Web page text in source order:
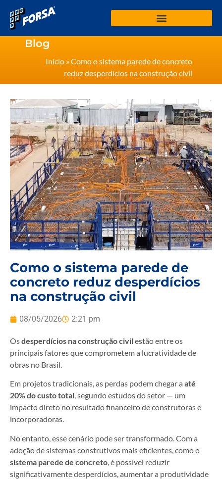
Blog
Início »Como o sistema parede de concreto
reduz desperdícios na construção civil
Como o sistema parede de
concreto reduz desperdícios
na construção civil
08/05/2026 2:21 pm
Osdesperdícios na construção civilestão entre os
principais fatores que comprometem a lucratividade de
obras no Brasil.
Em projetos tradicionais, as perdas podem chegar a até
20% do custo total, segundo estudos do setor — um
impacto direto no resultado financeiro de construtoras e
incorporadoras.
No entanto, esse cenário pode ser transformado. Com a
adoção de sistemas construtivos mais eficientes, como o
sistema parede de concreto , é possível reduzir
significativamente desperdícios, aumentar a produtividade